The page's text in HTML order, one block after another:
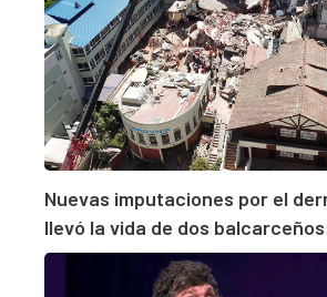
Nuevas imputaciones por el
llevó la vida de dos balcarceños